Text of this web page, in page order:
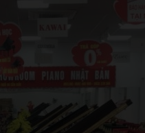
R): RCA phono type
R): 1/4-inch phone type
tiêu thụ trung bình trong khi